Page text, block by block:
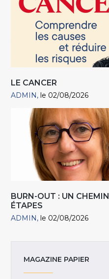
LE CANCER
ADMIN le 02/08/2026
BURN-OUT : UN
ÉTAPES
ADMIN le 02/08/2026
MAGAZINE PAPIER